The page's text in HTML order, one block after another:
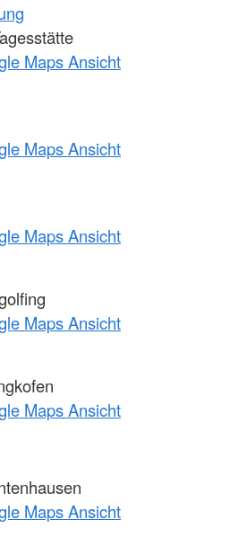
Maps Ansicht
Maps Ansicht
Maps Ansicht
Maps Ansicht
Maps Ansicht
Maps Ansicht